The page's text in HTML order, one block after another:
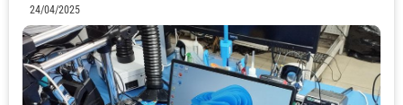
24/04/2025